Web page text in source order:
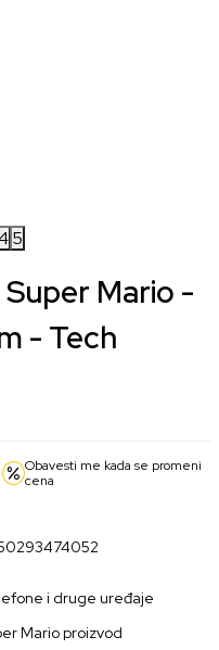
5
Mario -
- Tech
Obavesti me kada se promeni
cena
i druge uređaje
Mario proizvod